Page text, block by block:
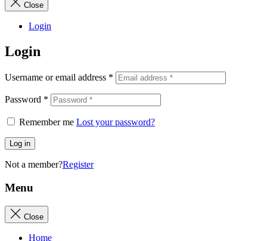
Close
Login
Login
Username or email address *
Password *
Remember me Lost your password?
Log in
Not a member?Register
Menu
Close
Home